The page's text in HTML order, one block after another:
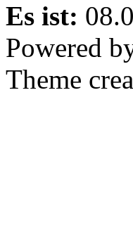
Es ist:
Powered
Theme